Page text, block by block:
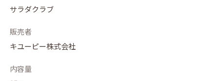
サラダクラブ
販売者
キユーピー株式会社
内容量